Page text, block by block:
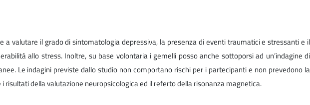
valutare il grado di sintomatologia depressiva, la presenza di eventi traumatici e stressanti e il
allo stress. Inoltre, su base volontaria i gemelli posso anche sottoporsi ad un’indagine di
Le indagini previste dallo studio non comportano rischi per i partecipanti e non prevedono la
della valutazione neuropsicologica ed il referto della risonanza magnetica.